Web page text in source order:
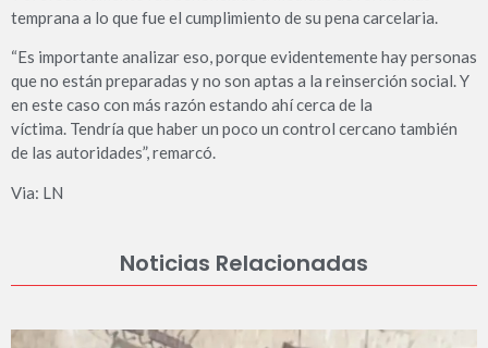
temprana a lo que fue el cumplimiento de su pena carcelaria.
“Es importante analizar eso, porque evidentemente hay personas
que no están preparadas y no son aptas a la reinserción social. Y
en este caso con más razón estando ahí cerca de la
víctima. Tendría que haber un poco un control cercano también
de las autoridades”, remarcó.
Via: LN
Noticias Relacionadas